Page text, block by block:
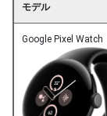
モデル
Google Pixel Watch